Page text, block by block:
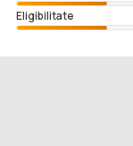
Eligibilitate